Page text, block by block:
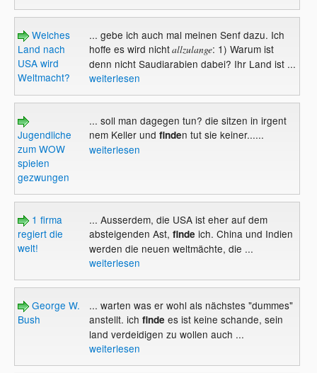
Welches
Land nach
USA wird
Weltmacht?
... gebe ich auch mal meinen Senf dazu. Ich
hoffe es wird nichtallzulange: 1) Warum ist
denn nicht Saudiarabien dabei? Ihr Land ist ...
weiterlesen
Jugendliche
zum WOW
spielen
gezwungen
... soll man dagegen tun? die sitzen in irgent
nem Keller und finden tut sie keiner......
weiterlesen
1 firma
regiert die
welt!
... Ausserdem, die USA ist eher auf dem
absteigenden Ast, finde ich. China und Indien
werden die neuen weltmächte, die ...
weiterlesen
George W.
Bush
... warten was er wohl als nächstes "dummes"
anstellt. ich finde es ist keine schande, sein
land verdeidigen zu wollen auch ...
weiterlesen